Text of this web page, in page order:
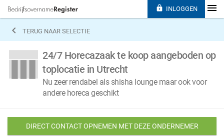
 TERUG NAAR SELECTIE
24/7 Horecazaak te koop aangeboden op
toplocatie in Utrecht
Nu zeer rendabel als shisha lounge maar ook voor
andere horeca geschikt
DIRECT CONTACT OPNEMEN MET DEZE ONDERNEMER
 INLOGGEN